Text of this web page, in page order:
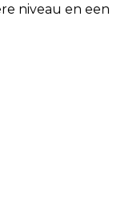
niveau en een